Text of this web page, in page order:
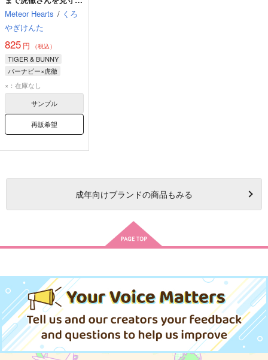
漫画総集編
Meteor Hearts / くろ
やぎけんた
825 円 （税込）
TIGER & BUNNY
バーナビー×虎徹
鏑木・T・虎徹
×：在庫なし
サンプル
再販希望
成年向けブランドの商品もみる